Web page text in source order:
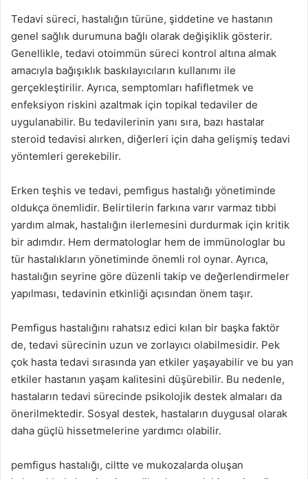
Tedavi süreci, hastalığın türüne, şiddetine ve hastanın
genel sağlık durumuna bağlı olarak değişiklik gösterir.
Genellikle, tedavi otoimmün süreci kontrol altına almak
amacıyla bağışıklık baskılayıcıların kullanımı ile
gerçekleştirilir. Ayrıca, semptomları hafifletmek ve
enfeksiyon riskini azaltmak için topikal tedaviler de
uygulanabilir. Bu tedavilerinin yanı sıra, bazı hastalar
steroid tedavisi alırken, diğerleri için daha gelişmiş tedavi
yöntemleri gerekebilir.
Erken teşhis ve tedavi, pemfigus hastalığı yönetiminde
oldukça önemlidir. Belirtilerin farkına varır varmaz tıbbi
yardım almak, hastalığın ilerlemesini durdurmak için kritik
bir adımdır. Hem dermatologlar hem de immünologlar bu
tür hastalıkların yönetiminde önemli rol oynar. Ayrıca,
hastalığın seyrine göre düzenli takip ve değerlendirmeler
yapılması, tedavinin etkinliği açısından önem taşır.
Pemfigus hastalığını rahatsız edici kılan bir başka faktör
de, tedavi sürecinin uzun ve zorlayıcı olabilmesidir. Pek
çok hasta tedavi sırasında yan etkiler yaşayabilir ve bu yan
etkiler hastanın yaşam kalitesini düşürebilir. Bu nedenle,
hastaların tedavi sürecinde psikolojik destek almaları da
önerilmektedir. Sosyal destek, hastaların duygusal olarak
daha güçlü hissetmelerine yardımcı olabilir.
pemfigus hastalığı, ciltte ve mukozalarda oluşan